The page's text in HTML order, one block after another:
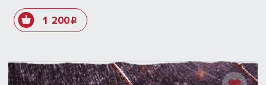
1 200i